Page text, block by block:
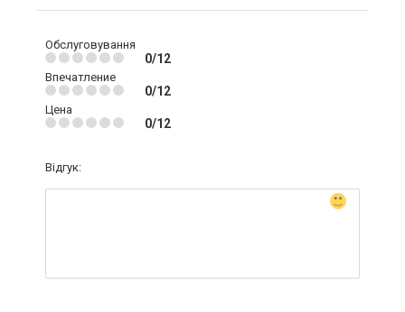
Обслуговування
0/12
Впечатление
0/12
Цена
0/12
Відгук: